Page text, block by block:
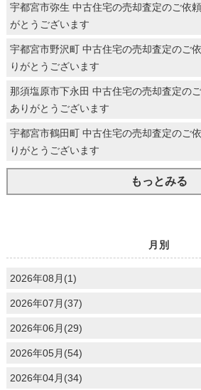
宇都宮市弥生 中古住宅の売却査定のご依
がとうございます
宇都宮市野沢町 中古住宅の売却査定のご
りがとうございます
那須塩原市下永田 中古住宅の売却査定の
ありがとうございます
宇都宮市鶴田町 中古住宅の売却査定のご
りがとうございます
もっとみる
月別
2026年08月(1)
2026年07月(37)
2026年06月(29)
2026年05月(54)
2026年04月(34)